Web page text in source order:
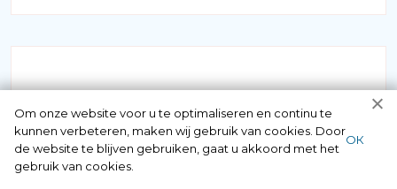
SLOT KAPOT
Om onze website voor u te optimaliseren en continu te
kunnen verbeteren, maken wij gebruik van cookies. Door
de website te blijven gebruiken, gaat u akkoord met het
gebruik van cookies.
ОК